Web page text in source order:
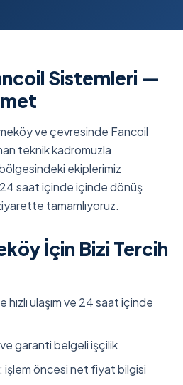
Sistemleri —
ve çevresinde Fancoil
teknik kadromuzla
ekiplerimiz
24 saat içinde içinde dönüş
tamamlıyoruz.
İçin Bizi Tercih
ulaşım ve 24 saat içinde
garanti belgeli işçilik
işlem öncesi net fiyat bilgisi